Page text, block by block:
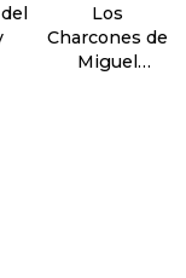
Los
Charcones de
Miguel